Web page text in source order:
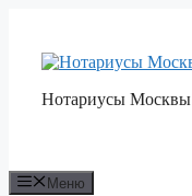
содержимому
Нотариусы Москвы
Меню